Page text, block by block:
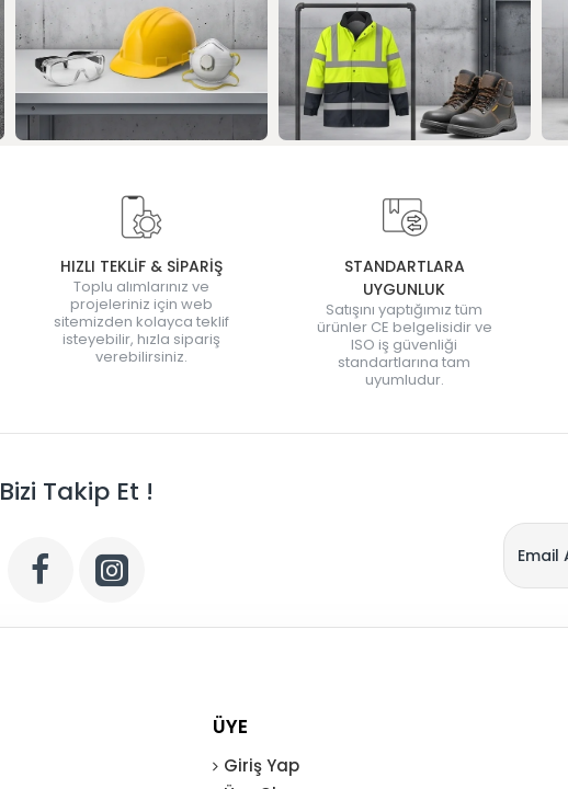
HIZLI TEKLİF & SİPARİŞ
Toplu alımlarınız ve
projeleriniz için web
sitemizden kolayca teklif
isteyebilir, hızla sipariş
verebilirsiniz.
STANDARTLARA
UYGUNLUK
Satışını yaptığımız tüm
ürünler CE belgelisidir ve
ISO iş güvenliği
standartlarına tam
uyumludur.
Bizi Takip Et !
ÜYE
Giriş Yap